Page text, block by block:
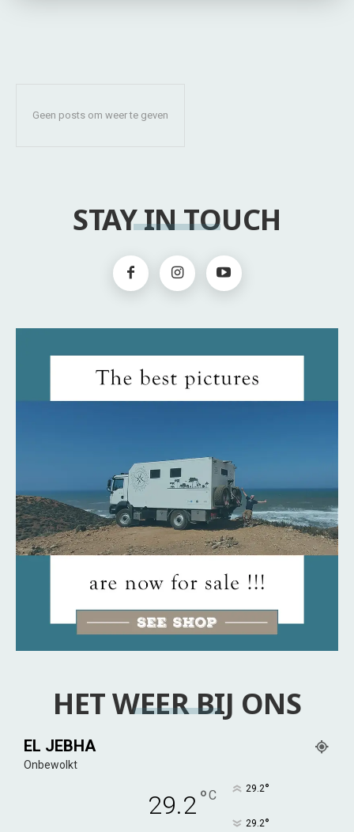
Geen posts om weer te geven
STAY IN TOUCH
HET WEER BIJ ONS
EL JEBHA
Onbewolkt
29.2°C 29.2°
29.2°